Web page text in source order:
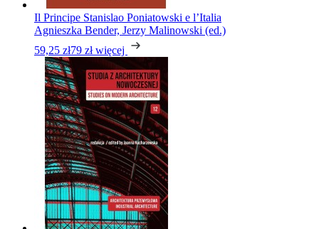
Il Principe Stanislao Poniatowski e l’Italia
Agnieszka Bender, Jerzy Malinowski (ed.)
59,25 zł79 zł więcej